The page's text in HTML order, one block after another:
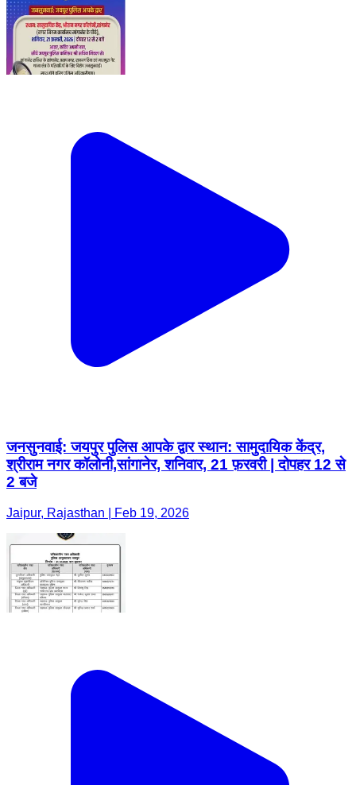
जनसुनवाई: जयपुर पुलिस आपके द्वार स्थान: सामुदायिक केंद्र,
श्रीराम नगर कॉलोनी,सांगानेर, शनिवार, 21 फ़रवरी | दोपहर 12 से
2 बजे
Jaipur, Rajasthan | Feb 19, 2026